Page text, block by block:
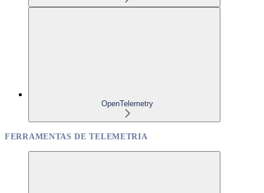
OpenTelemetry
FERRAMENTAS DE TELEMETRIA